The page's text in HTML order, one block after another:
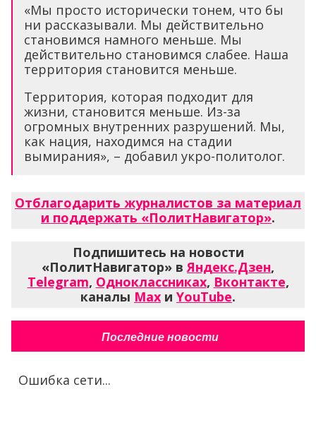
«Мы просто исторически тонем, что бы
ни рассказывали. Мы действительно
становимся намного меньше. Мы
действительно становимся слабее. Наша
территория становится меньше.
Территория, которая подходит для
жизни, становится меньше. Из-за
огромных внутренних разрушений. Мы,
как нация, находимся на стадии
вымирания», – добавил укро-политолог.
Отблагодарить журналистов за материал
и поддержать «ПолитНавигатор».
Подпишитесь на новости
«ПолитНавигатор» вЯндекс.Дзен,
Telegram, Одноклассниках, Вконтакте,
каналы Max и YouTube.
Последние новости
Ошибка сети...